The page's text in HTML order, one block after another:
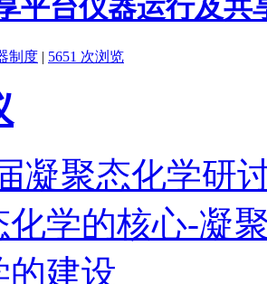
平台仪器运行及共
制度 | 5651 次浏览